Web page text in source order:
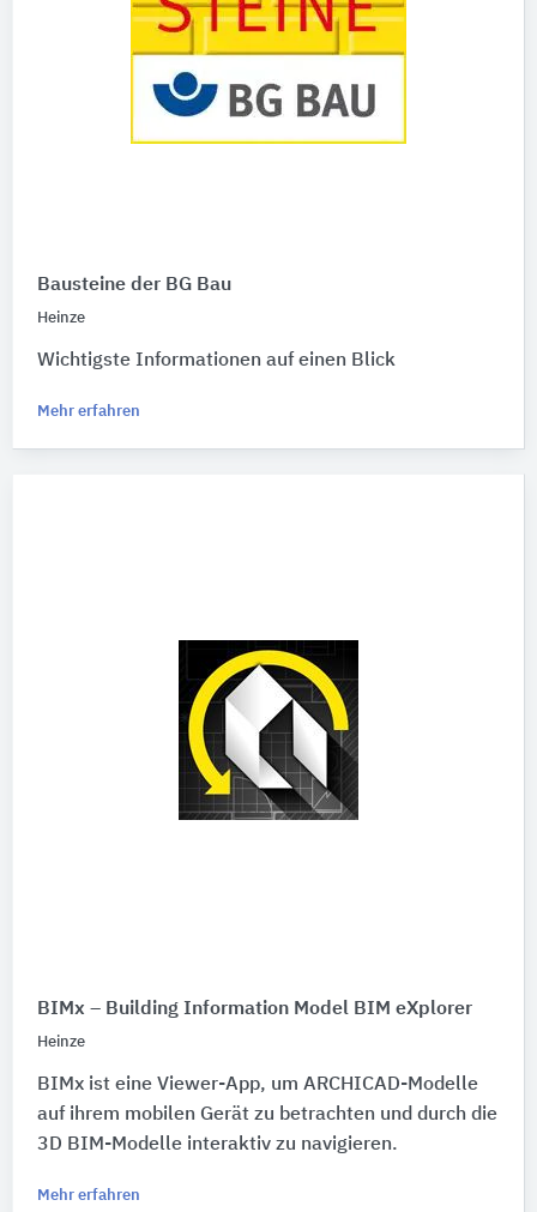
Bausteine der BG Bau
Heinze
Wichtigste Informationen auf einen Blick
Mehr erfahren
BIMx – Building Information Model BIM eXplorer
Heinze
BIMx ist eine Viewer-App, um ARCHICAD-Modelle
auf ihrem mobilen Gerät zu betrachten und durch die
3D BIM-Modelle interaktiv zu navigieren.
Mehr erfahren